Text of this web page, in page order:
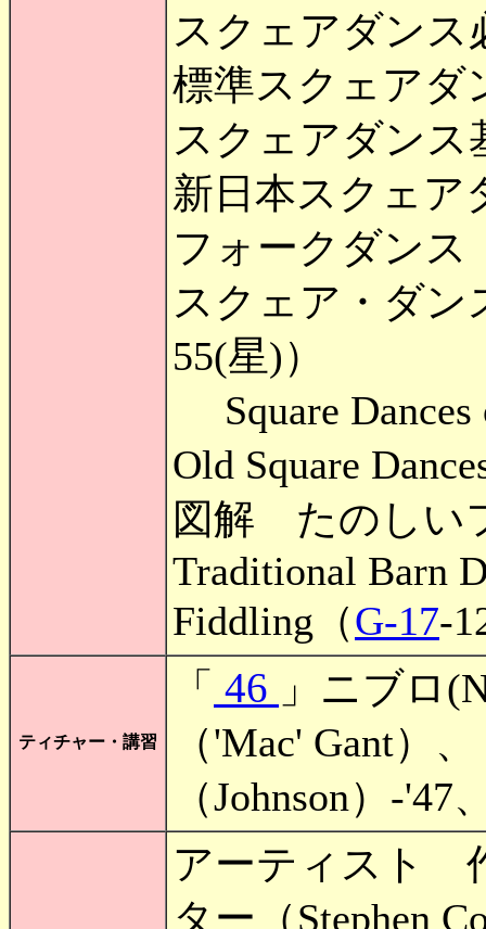
スクェアダン
標準スクェア
スクェアダンス
新日本スクェア
フォークダンス
スクェア・ダン
55(星)）
Square Dances
Old Square
図解 たのしい
Traditional Barn
Fiddling（G-17-
ティチャー・講習
「 46 」ニブロ
（'Mac'
（Johnson）-'47
アーティスト
ター（Stephen